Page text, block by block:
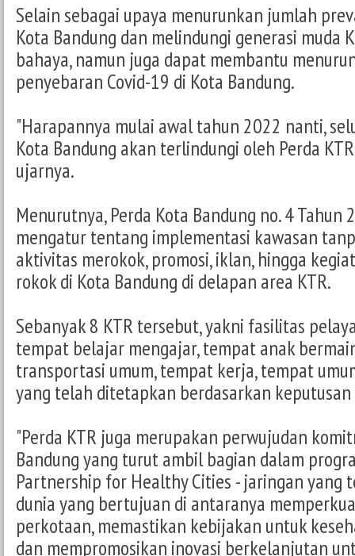
Selain sebagai upaya menurunkan jumlah
Kota Bandung dan melindungi generasi muda
bahaya, namun juga dapat membantu
penyebaran Covid-19 di Kota Bandung.
"Harapannya mulai awal tahun 2022 nanti,
Kota Bandung akan terlindungi oleh Perda
ujarnya.
Menurutnya, Perda Kota Bandung no. 4 Tahun
mengatur tentang implementasi kawasan
aktivitas merokok, promosi, iklan, hingga
rokok di Kota Bandung di delapan area KTR.
Sebanyak 8 KTR tersebut, yakni fasilitas
tempat belajar mengajar, tempat anak
transportasi umum, tempat kerja, tempat
yang telah ditetapkan berdasarkan
"Perda KTR juga merupakan perwujudan
Bandung yang turut ambil bagian dalam
Partnership for Healthy Cities - jaringan yang
dunia yang bertujuan di antaranya
perkotaan, memastikan kebijakan untuk
dan mempromosikan inovasi berkelanjutan